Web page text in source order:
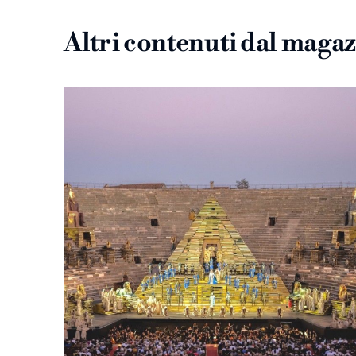
Altri contenuti dal